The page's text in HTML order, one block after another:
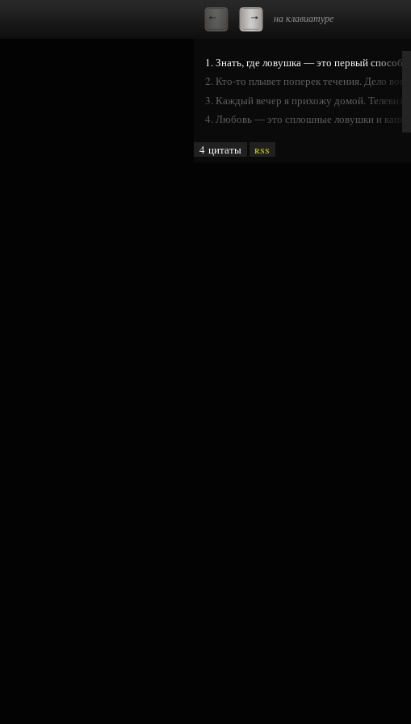
на клавиатуре
1. Знать, где ловушка — это первый способ
2. Кто-то плывет поперек течения. Дело
3. Каждый вечер я прихожу домой.
4. Любовь — это сплошные ловушки и
4 цитаты rss